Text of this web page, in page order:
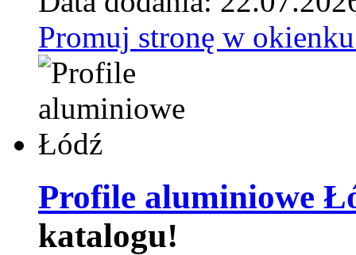
Promuj stronę w
Profile aluminiowe
katalogu!